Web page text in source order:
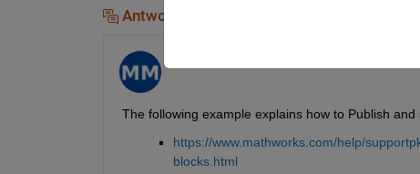
Antworten (1)
The following example explains how to Publish
https://www.mathworks.com/help/
blocks.html